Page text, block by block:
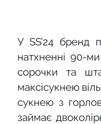
У SS’24 бренд
натхненні 90-
сорочки та
максісукнею
сукнею з
займає